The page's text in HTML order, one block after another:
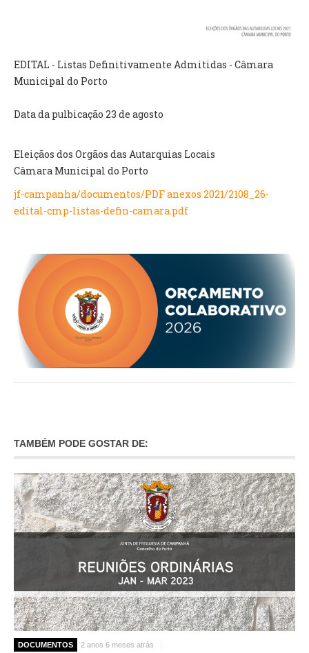
PRESIDENTE
ASSEMBLEIA DE FREGUESIA
DOCUMENTOS
ATAS E DOCUMENTOS DA ASSEMBLEIA
RELATÓRIO E CONTAS
INVENTÁRIO
RECRUTAMENTO PESSOAL
CÓDIGO DE CONDUTA
ORÇAMENTO COLABORATIVO
FUNDO DE APOIO AO ASSOCIATIVISMO
SUBVENÇÕES PÚBLICAS
CANÍDEOS
CEMITÉRIO
RECENSEAMENTO ELEITORAL
ATESTADOS
O GABINETE
APOIO AOS DESEMPREGADOS
EDITAL - Listas Definitivamente Admitidas - Câmara
Municipal do Porto
Data da pulbicação 23 de agosto
Eleiçãos dos Orgãos das Autarquias Locais
Câmara Municipal do Porto
jf-campanha/documentos/PDF anexos 2021/2108_26-
edital-cmp-listas-defin-camara.pdf
TAMBÉM PODE GOSTAR DE:
DOCUMENTOS 2 anos 6 meses atrás